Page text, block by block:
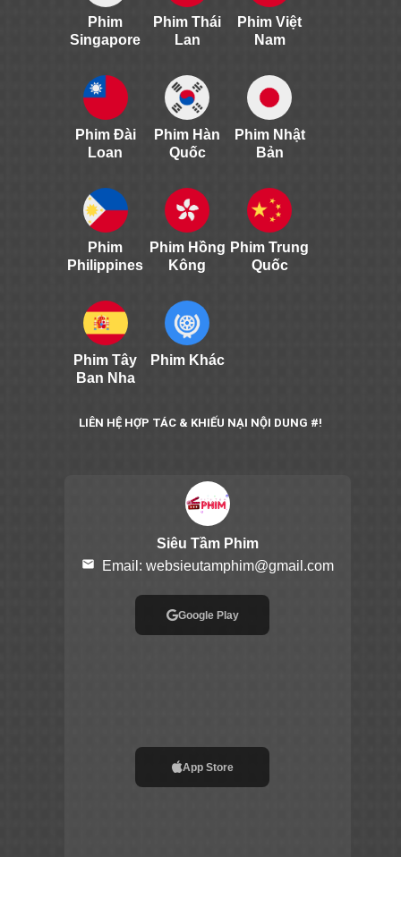
Phim
Singapore
Phim Thái
Lan
Phim Việt
Nam
Phim Đài
Loan
Phim Hàn
Quốc
Phim Nhật
Bản
Phim
Philippines
Phim Hồng
Kông
Phim Trung
Quốc
Phim Tây
Ban Nha
Phim Khác
LIÊN HỆ HỢP TÁC & KHIẾU NẠI NỘI DUNG #!
Siêu Tầm Phim
email Email: websieutamphim@gmail.com
Google Play
App Store